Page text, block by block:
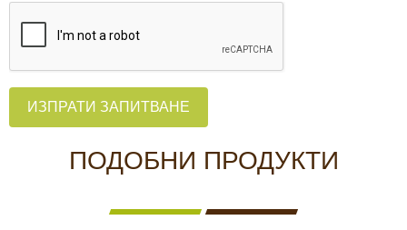
ИЗПРАТИ ЗАПИТВАНЕ
ПОДОБНИ ПРОДУКТИ